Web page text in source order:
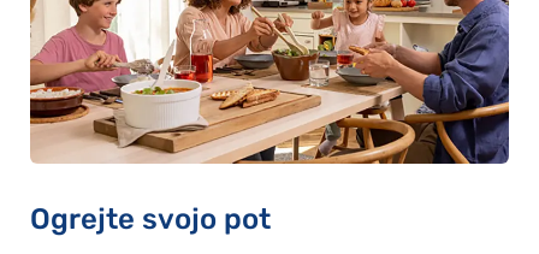
Ogrejte svojo pot